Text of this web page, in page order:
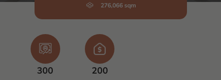
276,066 sqm
300 200